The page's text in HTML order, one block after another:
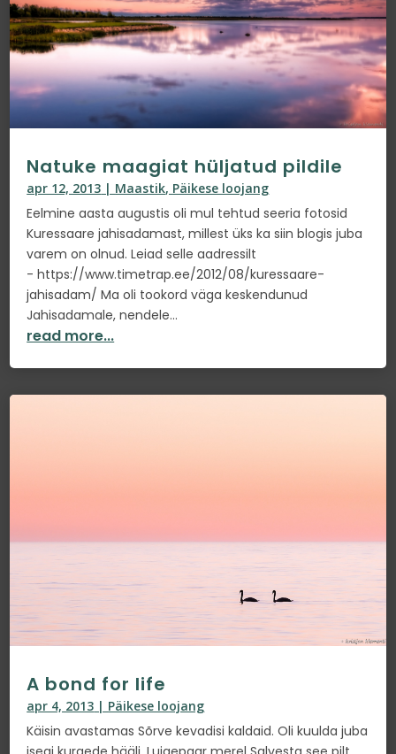
Natuke maagiat hüljatud pildile
apr 12, 2013 | Maastik, Päikese loojang
Eelmine aasta augustis oli mul tehtud seeria fotosid
Kuressaare jahisadamast, millest üks ka siin blogis juba
varem on olnud. Leiad selle aadressilt
- https://www.timetrap.ee/2012/08/kuressaare-
jahisadam/ Ma oli tookord väga keskendunud
Jahisadamale, nendele...
read more...
A bond for life
apr 4, 2013 | Päikese loojang
Käisin avastamas Sõrve kevadisi kaldaid. Oli kuulda juba